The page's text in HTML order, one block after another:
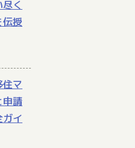
く
授
マ
申請
ガイ